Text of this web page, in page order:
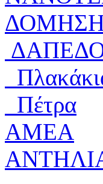
Πέτρα
ΑΜΕΑ